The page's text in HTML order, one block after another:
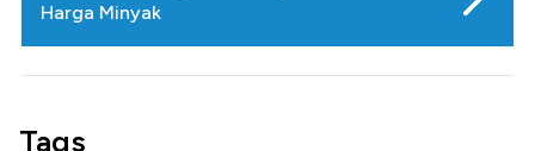
Harga Minyak
Tags